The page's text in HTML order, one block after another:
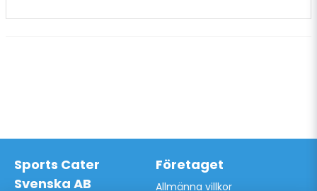
Sports Cater
Svenska AB
Företaget
Allmänna villkor